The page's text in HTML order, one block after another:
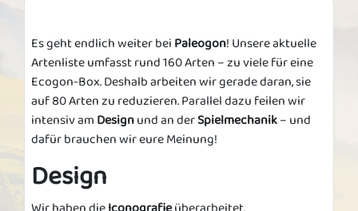
Es geht endlich weiter bei Paleogon! Unsere aktuelle
Artenliste umfasst rund 160 Arten – zu viele für eine
Ecogon-Box. Deshalb arbeiten wir gerade daran, sie
auf 80 Arten zu reduzieren. Parallel dazu feilen wir
intensiv am Designund an derSpielmechanik– und
dafür brauchen wir eure Meinung!
Design